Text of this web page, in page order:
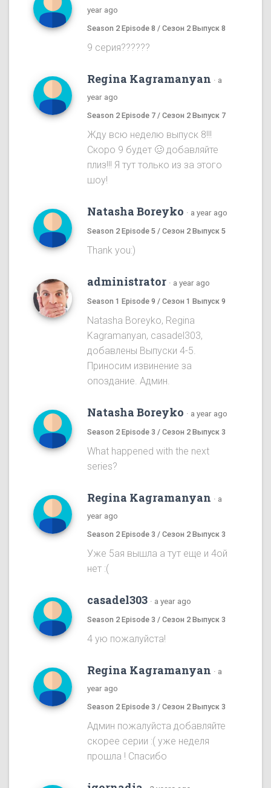
year ago
Season 2 Episode 8 / Сезон 2 Выпуск 8
9 серия??????
Regina Kagramanyan · a
year ago
Season 2 Episode 7 / Сезон 2 Выпуск 7
Жду всю неделю выпуск 8!!!
Скоро 9 будет 🥴 добавляйте
плиз!!! Я тут только из за этого
шоу!
Natasha Boreyko · a year ago
Season 2 Episode 5 / Сезон 2 Выпуск 5
Thank you:)
administrator · a year ago
Season 1 Episode 9 / Сезон 1 Выпуск 9
Natasha Boreyko, Regina
Kagramanyan, casadel303,
добавлены Выпуски 4-5.
Приносим извинение за
опоздание. Админ.
Natasha Boreyko · a year ago
Season 2 Episode 3 / Сезон 2 Выпуск 3
What happened with the next
series?
Regina Kagramanyan · a
year ago
Season 2 Episode 3 / Сезон 2 Выпуск 3
Уже 5ая вышла а тут еще и 4ой
нет :(
casadel303 · a year ago
Season 2 Episode 3 / Сезон 2 Выпуск 3
4 ую пожалуйста!
Regina Kagramanyan · a
year ago
Season 2 Episode 3 / Сезон 2 Выпуск 3
Админ пожалуйста добавляйте
скорее серии :( уже неделя
прошла ! Спасибо